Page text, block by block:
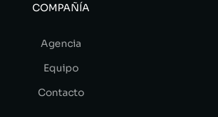
COMPAÑÍA
Agencia
Equipo
Contacto